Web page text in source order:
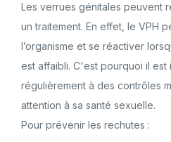
Les verrues génitales peuvent
un traitement. En effet, le VPH
l’organisme et se réactiver
est affaibli. C'est pourquoi il est
régulièrement à des contrôles
attention à sa santé sexuelle.
Pour prévenir les rechutes :